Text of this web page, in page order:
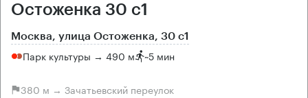
Остоженка 30 с1
Москва, улица Остоженка, 30 с1
Парк культуры → 490 м ~5 мин
380 м → Зачатьевский переулок